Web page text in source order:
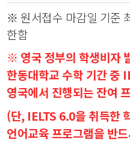
※ 원서접수 마감일 기준
한함
※ 영국 정부의 학생비자
한동대학교 수학 기간 중
영국에서 진행되는 잔여
(단, IELTS 6.0을 취득한
언어교육 프로그램을 반